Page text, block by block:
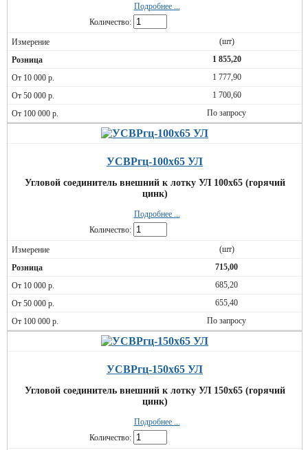
Подробнее ...
Количество:
(шт)
1 855,20
1 777,90
1 700,60
По запросу
УСВРгц-100х65 УЛ
Угловой соединитель внешний к лотку УЛ 100х65 (горячий
цинк)
Подробнее ...
Количество:
(шт)
715,00
685,20
655,40
По запросу
УСВРгц-150х65 УЛ
Угловой соединитель внешний к лотку УЛ 150х65 (горячий
цинк)
Подробнее ...
Количество: